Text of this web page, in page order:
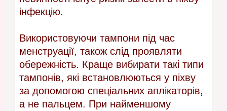
інфекцію.
Використовуючи тампони під час
менструації, також слід проявляти
обережність. Краще вибирати такі типи
тампонів, які встановлюються у піхву
за допомогою спеціальних аплікаторів,
а не пальцем. При найменшому